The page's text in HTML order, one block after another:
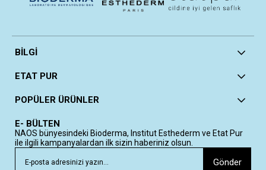
BİLGİ
ETAT PUR
POPÜLER ÜRÜNLER
E- BÜLTEN
NAOS bünyesindeki Bioderma, Institut Esthederm ve Etat Pur
ile ilgili kampanyalardan ilk sizin haberiniz olsun.
Gönder